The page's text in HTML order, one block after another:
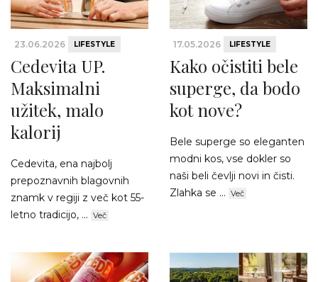
23.06.2026 LIFESTYLE
Cedevita UP.
Maksimalni
užitek, malo
kalorij
Cedevita, ena najbolj
prepoznavnih blagovnih
znamk v regiji z več kot 55-
letno tradicijo, ... Več
17.05.2026 LIFESTYLE
Kako očistiti bele
superge, da bodo
kot nove?
Bele superge so eleganten
modni kos, vse dokler so
naši beli čevlji novi in čisti.
Zlahka se ... Več